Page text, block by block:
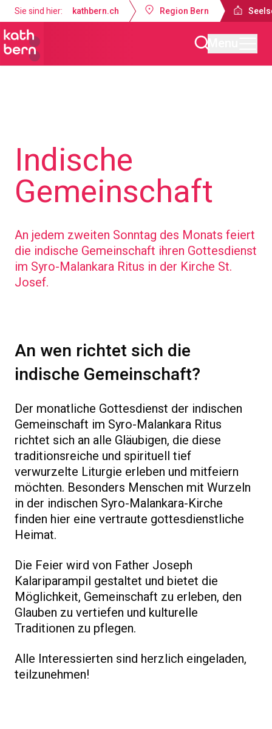
Sie sind hier: kathbern.ch Region Bern
Indische
Gemeinschaft
An jedem zweiten Sonntag des Monats feiert
die indische Gemeinschaft ihren Gottesdienst
im Syro-Malankara Ritus in der Kirche St.
Josef.
An wen richtet sich die
indische Gemeinschaft?
Der monatliche Gottesdienst der indischen
Gemeinschaft im Syro-Malankara Ritus
richtet sich an alle Gläubigen, die diese
traditionsreiche und spirituell tief
verwurzelte Liturgie erleben und mitfeiern
möchten. Besonders Menschen mit Wurzeln
in der indischen Syro-Malankara-Kirche
finden hier eine vertraute gottesdienstliche
Heimat.
Die Feier wird von Father Joseph
Kalariparampil gestaltet und bietet die
Möglichkeit, Gemeinschaft zu erleben, den
Glauben zu vertiefen und kulturelle
Traditionen zu pflegen.
Alle Interessierten sind herzlich eingeladen,
teilzunehmen!